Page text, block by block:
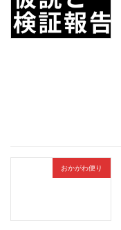
おかがわ便り